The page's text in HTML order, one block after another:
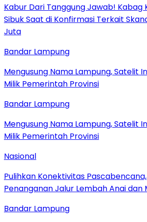
Kabur Dari Tanggung Jawab! Kabag
Sibuk Saat di Konfirmasi Terkait
Juta
Bandar Lampung
Mengusung Nama Lampung, Satelit
Milik Pemerintah Provinsi
Bandar Lampung
Mengusung Nama Lampung, Satelit
Milik Pemerintah Provinsi
Nasional
Pulihkan Konektivitas
Penanganan Jalur Lembah Anai dan
Bandar Lampung